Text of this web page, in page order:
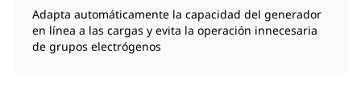
Adapta automáticamente la capacidad del generador
en línea a las cargas y evita la operación innecesaria
de grupos electrógenos